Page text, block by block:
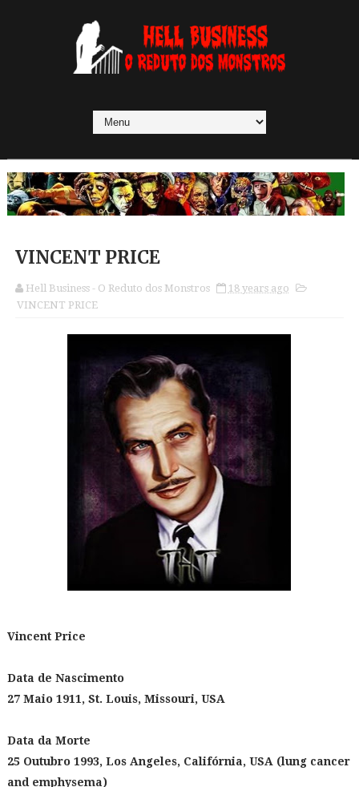
VINCENT PRICE
Hell Business - O Reduto dos Monstros
18 years ago
VINCENT PRICE
Vincent Price
Data de Nascimento
27 Maio 1911, St. Louis, Missouri, USA
Data da Morte
25 Outubro 1993, Los Angeles, Califórnia, USA (lung cancer
and emphysema)